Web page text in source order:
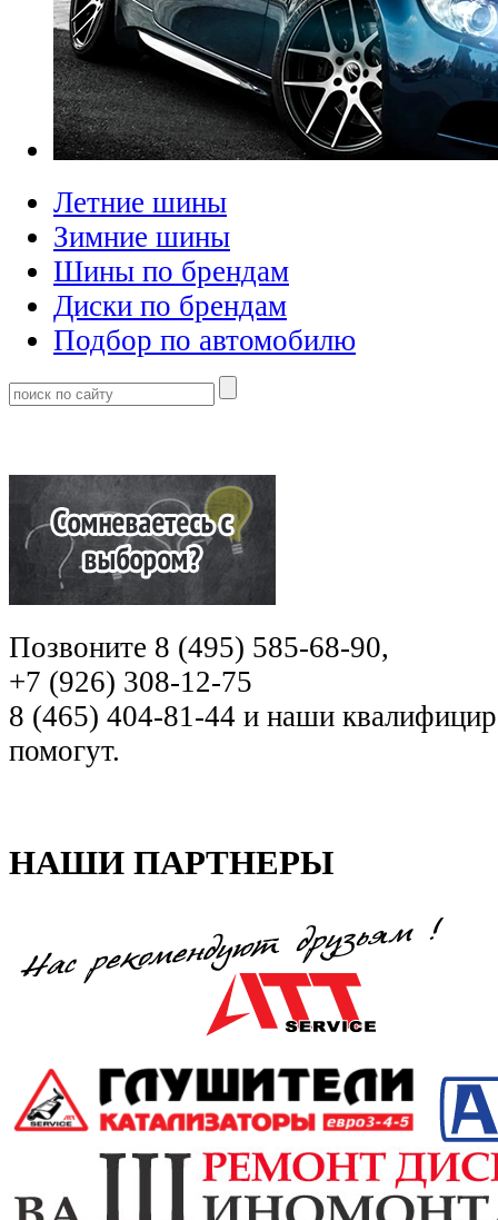
Летние шины
Зимние шины
Шины по брендам
Диски по брендам
Подбор по автомобилю
Позвоните 8 (495) 585-68-90,
+7 (926) 308-12-75
8 (465) 404-81-44 и наши
помогут.
НАШИ ПАРТНЕРЫ